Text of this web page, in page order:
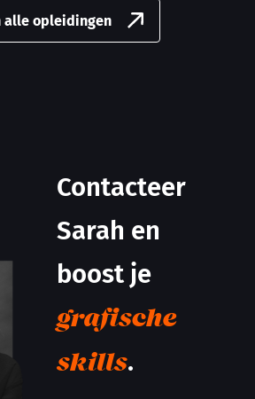
alle opleidingen
Contacteer
Sarah en
boost je
grafische
skills.